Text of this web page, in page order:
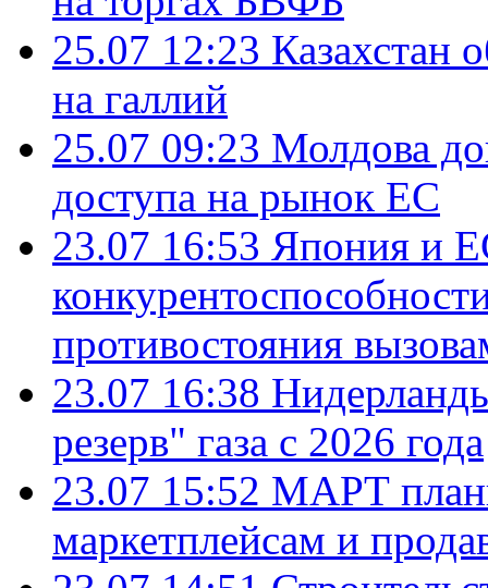
25.07 12:23 Казахстан
на галлий
25.07 09:23 Молдова
доступа на рынок ЕС
23.07 16:53 Япония и
противостояния
23.07 16:38
резерв" газа с 2026 года
23.07 15:52 МАРТ
маркетплейсам и